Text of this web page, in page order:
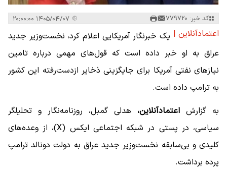
کد خبر: 779720
اعتمادآنلاین | یک خبرنگار آمریکایی اعلام کرد، نخست‌وزیر جدید
عراق به او خبر داده است که قول‌های مهمی درباره تامین
نیازهای نفتی آمریکا برای جایگزینی ذخایر ازدست‌رفته این کشور
به ترامپ داده است.
به گزارش اعتمادآنلاین، هدلی گمبل، روزنامه‌نگار و تحلیلگر
سیاسی، در پستی در شبکه اجتماعی ایکس (X)، از وعده‌های
کلیدی و بی‌سابقه نخست‌وزیر جدید عراق به دولت دونالد ترامپ
پرده برداشت.